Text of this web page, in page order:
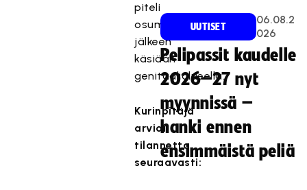
piteli
osuman
jälkeen
käsiään
genitaalialueella.
Kurinpitäjä
arvioi
tilannetta
seuraavasti:
UUTISET
06.08.2
026
Pelipassit kaudelle
2026–27 nyt
myynnissä –
hanki ennen
ensimmäistä peliä